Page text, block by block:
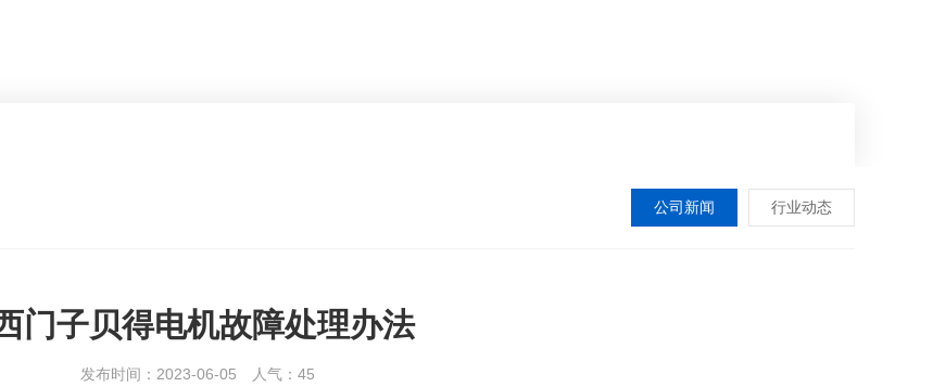
公司新闻 行业动态
门子贝得电机故障处理办法
发布时间：2023-06-05 人气： 45